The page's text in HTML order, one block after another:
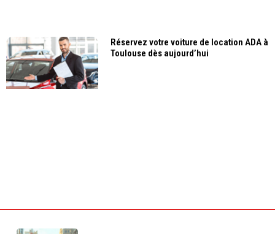
Réservez votre voiture de location ADA à
Toulouse dès aujourd’hui